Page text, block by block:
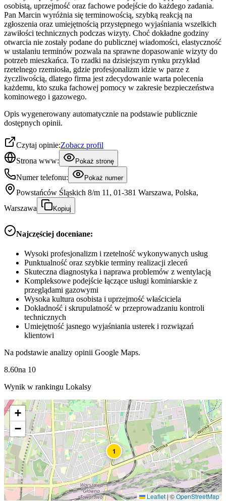
osobistą, uprzejmość oraz fachowe podejście do każdego zadania.
Pan Marcin wyróżnia się terminowością, szybką reakcją na
zgłoszenia oraz umiejętnością przystępnego wyjaśniania wszelkich
zawiłości technicznych podczas wizyty. Choć dokładne godziny
otwarcia nie zostały podane do publicznej wiadomości, elastyczność
w ustalaniu terminów pozwala na sprawne dopasowanie wizyty do
potrzeb mieszkańca. To rzadki na dzisiejszym rynku przykład
rzetelnego rzemiosła, gdzie profesjonalizm idzie w parze z
życzliwością, dlatego firma jest zdecydowanie warta polecenia
każdemu, kto szuka fachowej pomocy w zakresie bezpieczeństwa
kominowego i gazowego.
Opis wygenerowany automatycznie na podstawie publicznie
dostępnych opinii.
Czytaj opinie:Zobacz profil
Strona www:
Pokaż stronę
Numer telefonu: Pokaż numer
Powstańców Śląskich 8/m 11, 01-381 Warszawa, Polska,
Warszawa
Kopiuj
Najczęściej doceniane:
Wysoki profesjonalizm i rzetelność wykonywanych usług
Punktualność oraz szybkie terminy realizacji zleceń
Skuteczna diagnostyka i naprawa problemów z wentylacją
Kompleksowe podejście łączące usługi kominiarskie z
przeglądami gazowymi
Wysoka kultura osobista i uprzejmość właściciela
Dokładność i skrupulatność w przeprowadzaniu kontroli
technicznych
Umiejętność jasnego wyjaśniania usterek i rozwiązań
klientowi
Na podstawie analizy opinii Google Maps.
8.60na 10
Wynik w rankingu Lokalsy
1
+
−
Leaflet|©OpenStreetMap